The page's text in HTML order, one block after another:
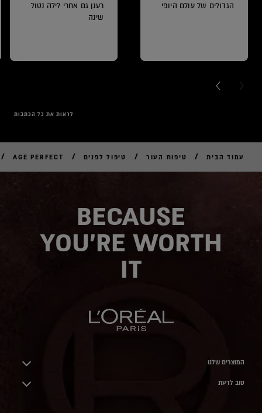
הגדולים של עולם היופי
רענן גם אחרי לילה נטול
שינה
NEXT CARD
לראות את כל הכתבות
עמוד הבית / טיפוח העור / טיפול לפנים /
AGE PERFECT
/
BECAUSE
YOU'RE WORTH
IT
המוצרים שלנו
טוב לדעת